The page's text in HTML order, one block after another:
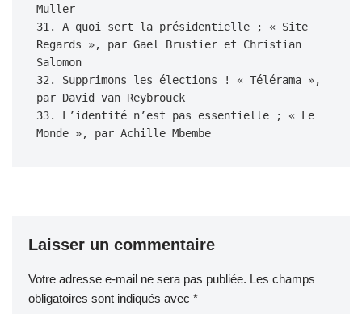
Muller
31. A quoi sert la présidentielle ; « Site
Regards », par Gaël Brustier et Christian
Salomon
32. Supprimons les élections ! « Télérama »,
par David van Reybrouck
33. L’identité n’est pas essentielle ; « Le
Laisser un commentaire
Votre adresse e-mail ne sera pas publiée. Les champs
obligatoires sont indiqués avec *